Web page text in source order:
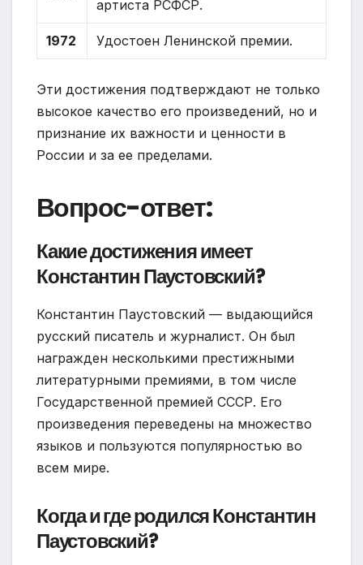
артиста РСФСР.
1972 Удостоен Ленинской премии.
Эти достижения подтверждают не только
высокое качество его произведений, но и
признание их важности и ценности в
России и за ее пределами.
Вопрос-ответ:
Какие достижения имеет
Константин Паустовский?
Константин Паустовский — выдающийся
русский писатель и журналист. Он был
награжден несколькими престижными
литературными премиями, в том числе
Государственной премией СССР. Его
произведения переведены на множество
языков и пользуются популярностью во
всем мире.
Когда и где родился Константин
Паустовский?